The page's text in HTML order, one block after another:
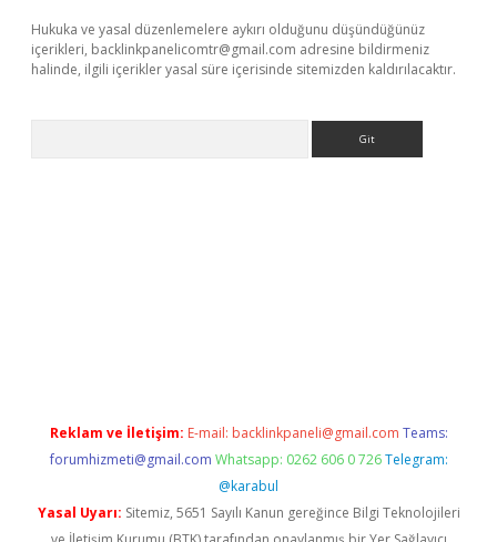
Hukuka ve yasal düzenlemelere aykırı olduğunu düşündüğünüz
içerikleri, backlinkpanelicomtr@gmail.com adresine bildirmeniz
halinde, ilgili içerikler yasal süre içerisinde sitemizden kaldırılacaktır.
Reklam ve İletişim: E-mail: backlinkpaneli@gmail.com Teams:
forumhizmeti@gmail.com Whatsapp: 0262 606 0 726 Telegram:
@karabul
Yasal Uyarı: Sitemiz, 5651 Sayılı Kanun gereğince Bilgi Teknolojileri